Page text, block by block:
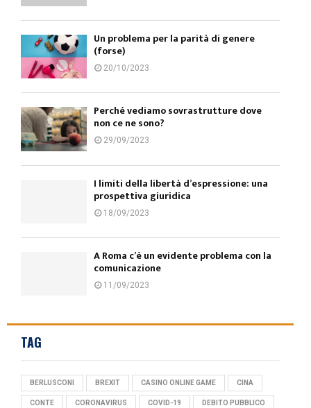
Un problema per la parità di genere
(forse)
20/10/2023
Perché vediamo sovrastrutture dove
non ce ne sono?
29/09/2023
I limiti della libertà d’espressione: una
prospettiva giuridica
18/09/2023
A Roma c’è un evidente problema con la
comunicazione
11/09/2023
TAG
BERLUSCONI BREXIT CASINO ONLINE GAME CINA
CONTE CORONAVIRUS COVID-19 DEBITO PUBBLICO